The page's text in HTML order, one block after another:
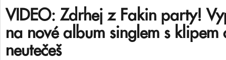
VIDEO: Zdrhej z Fakin party!
na nové album singlem s
neutečeš